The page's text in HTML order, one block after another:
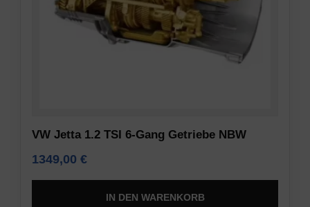
VW Jetta 1.2 TSI 6-Gang Getriebe NBW
1349,00 €
IN DEN WARENKORB